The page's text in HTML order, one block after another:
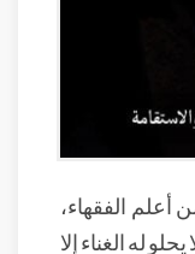
الفقهاء،
له الغناء إلا